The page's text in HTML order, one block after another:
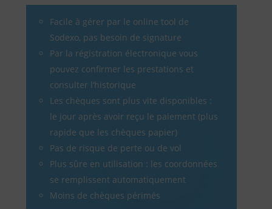
Facile à gérer par le online tool de
Sodexo, pas besoin de signature
Par la régistration électronique vous
pouvez confirmer les prestations et
consulter l‘historique
Les chèques sont plus vite disponibles :
le jour après avoir reçu le paiement (plus
rapide que les chèques papier)
Pas de risque de perte ou de vol
Plus sûre en utilisation : les coordonnées
se remplissent automatiquement
Moins de chèques périmés